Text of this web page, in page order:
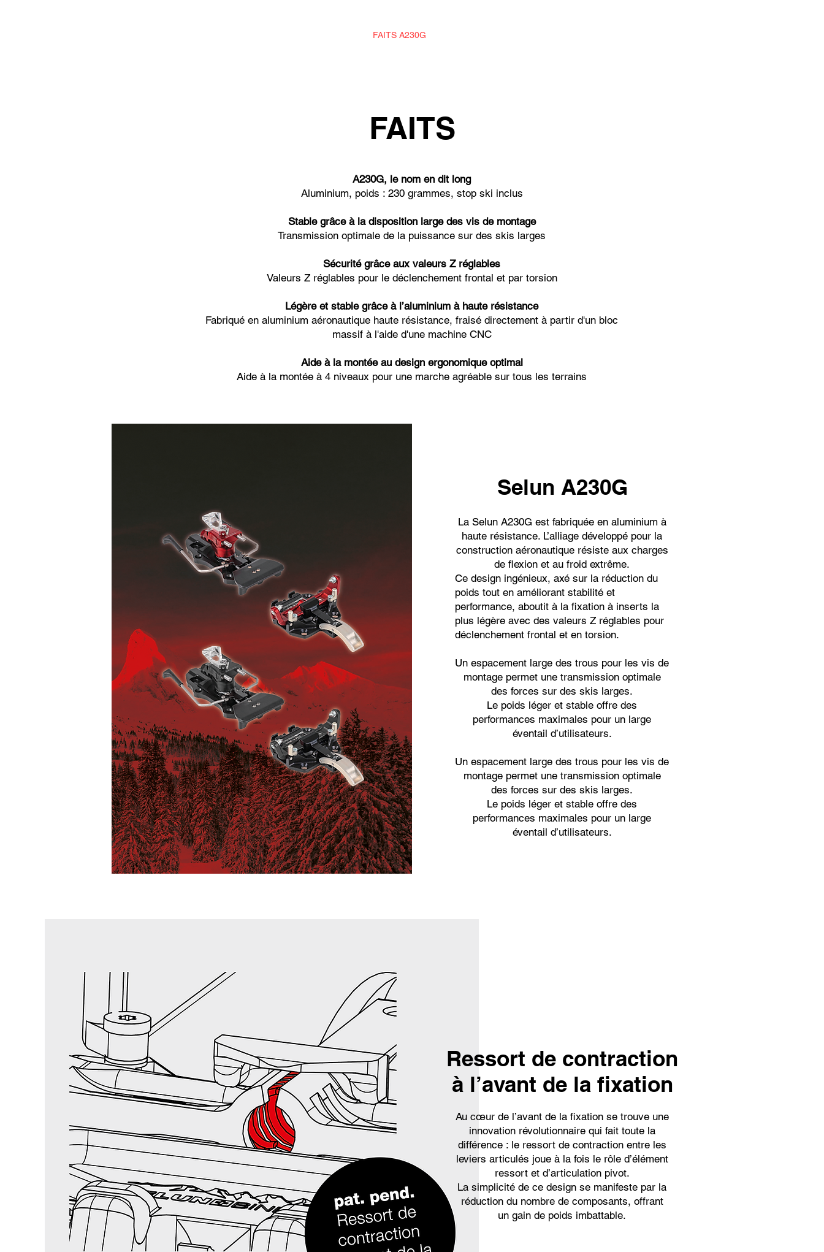
FAITS A230G
FAITS
A230G, le nom en dit long
Aluminium, poids : 230 grammes, stop ski inclus
Stable grâce à la disposition large des vis de montage
Transmission optimale de la puissance sur des skis larges
Sécurité grâce aux valeurs Z réglables
Valeurs Z réglables pour le déclenchement frontal et par torsion
Légère et stable grâce à l’aluminium à haute résistance
Fabriqué en aluminium aéronautique haute résistance, fraisé directement à partir d'un bloc
massif à l'aide d'une machine CNC
Aide à la montée au design ergonomique optimal
Aide à la montée à 4 niveaux pour une marche agréable sur tous les terrains
Selun A230G
La Selun A230G est fabriquée en aluminium à
haute résistance. L’alliage développé pour la
construction aéronautique résiste aux charges
de flexion et au froid extrême.
Ce design ingénieux, axé sur la réduction du
poids tout en améliorant stabilité et
performance, aboutit à la fixation à inserts la
plus légère avec des valeurs Z réglables pour
déclenchement frontal et en torsion.
Un espacement large des trous pour les vis de
montage permet une transmission optimale
des forces sur des skis larges.
Le poids léger et stable offre des
performances maximales pour un large
éventail d’utilisateurs.
Un espacement large des trous pour les vis de
montage permet une transmission optimale
des forces sur des skis larges.
Le poids léger et stable offre des
performances maximales pour un large
éventail d’utilisateurs.
Ressort de contraction
à l’avant de la fixation
Au cœur de l’avant de la fixation se trouve une
innovation révolutionnaire qui fait toute la
différence : le ressort de contraction entre les
leviers articulés joue à la fois le rôle d’élément
ressort et d’articulation pivot.
La simplicité de ce design se manifeste par la
réduction du nombre de composants, offrant
un gain de poids imbattable.